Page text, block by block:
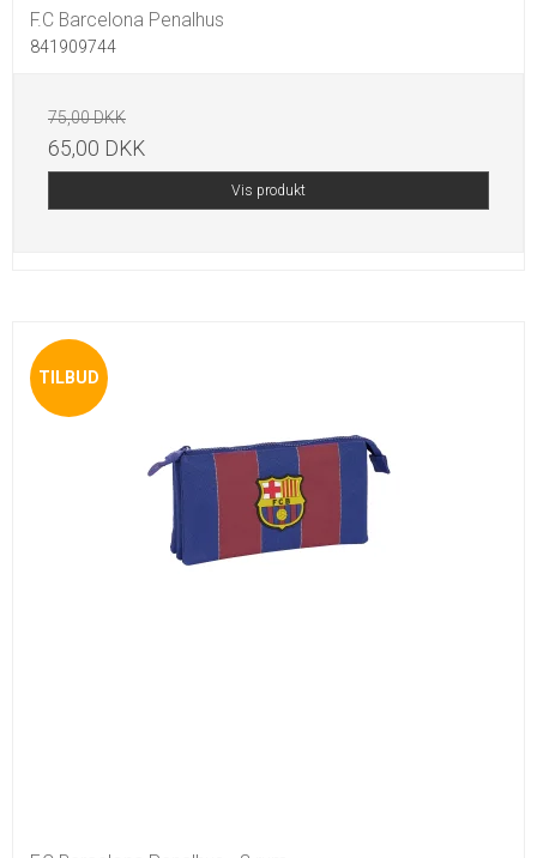
F.C Barcelona Penalhus
841909744
75,00 DKK
65,00 DKK
Vis produkt
TILBUD